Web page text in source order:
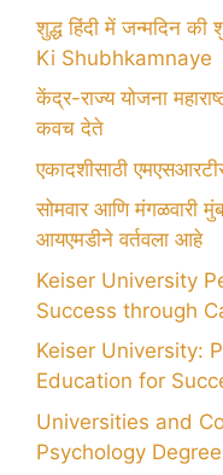
शुद्ध हिंदी में जन्मदिन
Ki Shubhkamnaye
केंद्र-राज्य योजना
कवच देते
एकादशीसाठी
सोमवार आणि मंगळवारी
आयएमडीने वर्तवला आहे
Keiser University
Success through
Keiser University:
Education for
Universities and
Psychology